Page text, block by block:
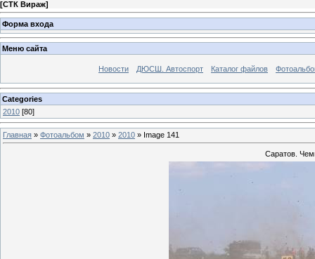
[СТК Вираж]
Форма входа
Меню сайта
Новости ДЮСШ. Автоспорт Каталог файлов
Categories
2010 [80]
Главная » Фотоальбом » 2010 » 2010 » Image 141
Саратов.